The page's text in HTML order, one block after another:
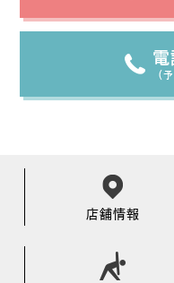
（
店舗情報